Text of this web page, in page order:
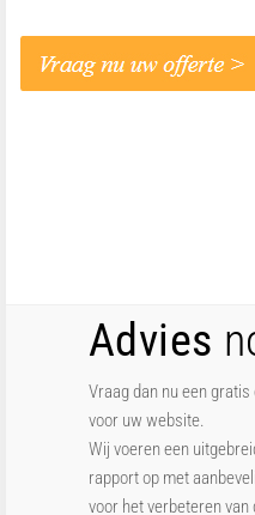
Advies
Vraag dan nu een
voor uw website.
Wij voeren een
rapport op met
voor het verbeteren van